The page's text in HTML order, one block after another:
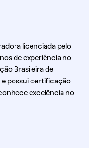
licenciada pelo
de experiência no
Brasileira de
e possui certificação
excelência no